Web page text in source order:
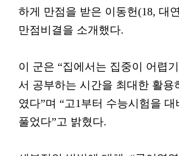
하게 만점을 받은 이동헌(18, 대
만점비결을 소개했다.
이 군은 “집에서는 집중이 어렵
서 공부하는 시간을 최대한 활용
였다”며 “고1부터 수능시험을
풀었다”고 밝혔다.